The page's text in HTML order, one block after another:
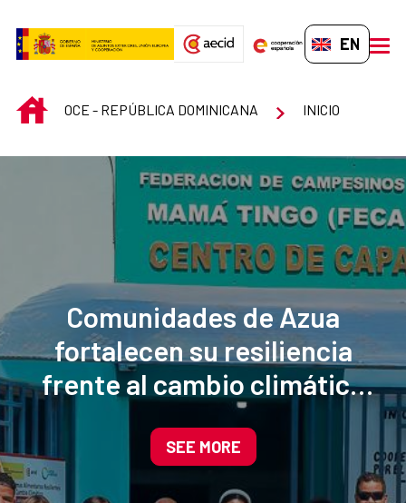
EN-GB
INICIOOCE - REPÚBLICA DOMINICANA INICIO
Comunidades de Azua
fortalecen su resiliencia
frente al cambio climático
mediante la agroecología y
la gestión sostenible del
agua
SEE MORE